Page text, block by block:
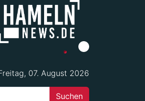
07. August 2026